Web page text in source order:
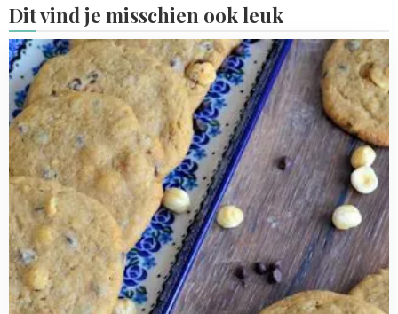
Dit vind je misschien ook leuk
Read
more
about
Cappuccino
koeken
met
chocolade
en
hazelnoten